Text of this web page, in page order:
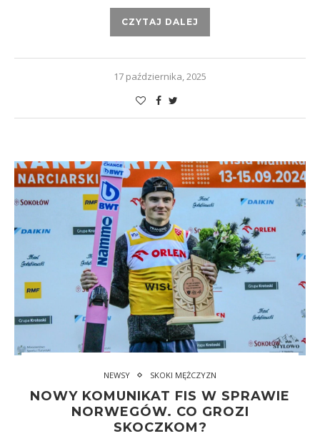
CZYTAJ DALEJ
17 października, 2025
NEWSY SKOKI MĘŻCZYZN
NOWY KOMUNIKAT FIS W SPRAWIE
NORWEGÓW. CO GROZI
SKOCZKOM?